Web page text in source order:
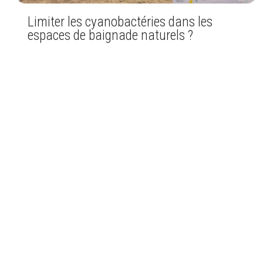
Limiter les cyanobactéries dans les
espaces de baignade naturels ?